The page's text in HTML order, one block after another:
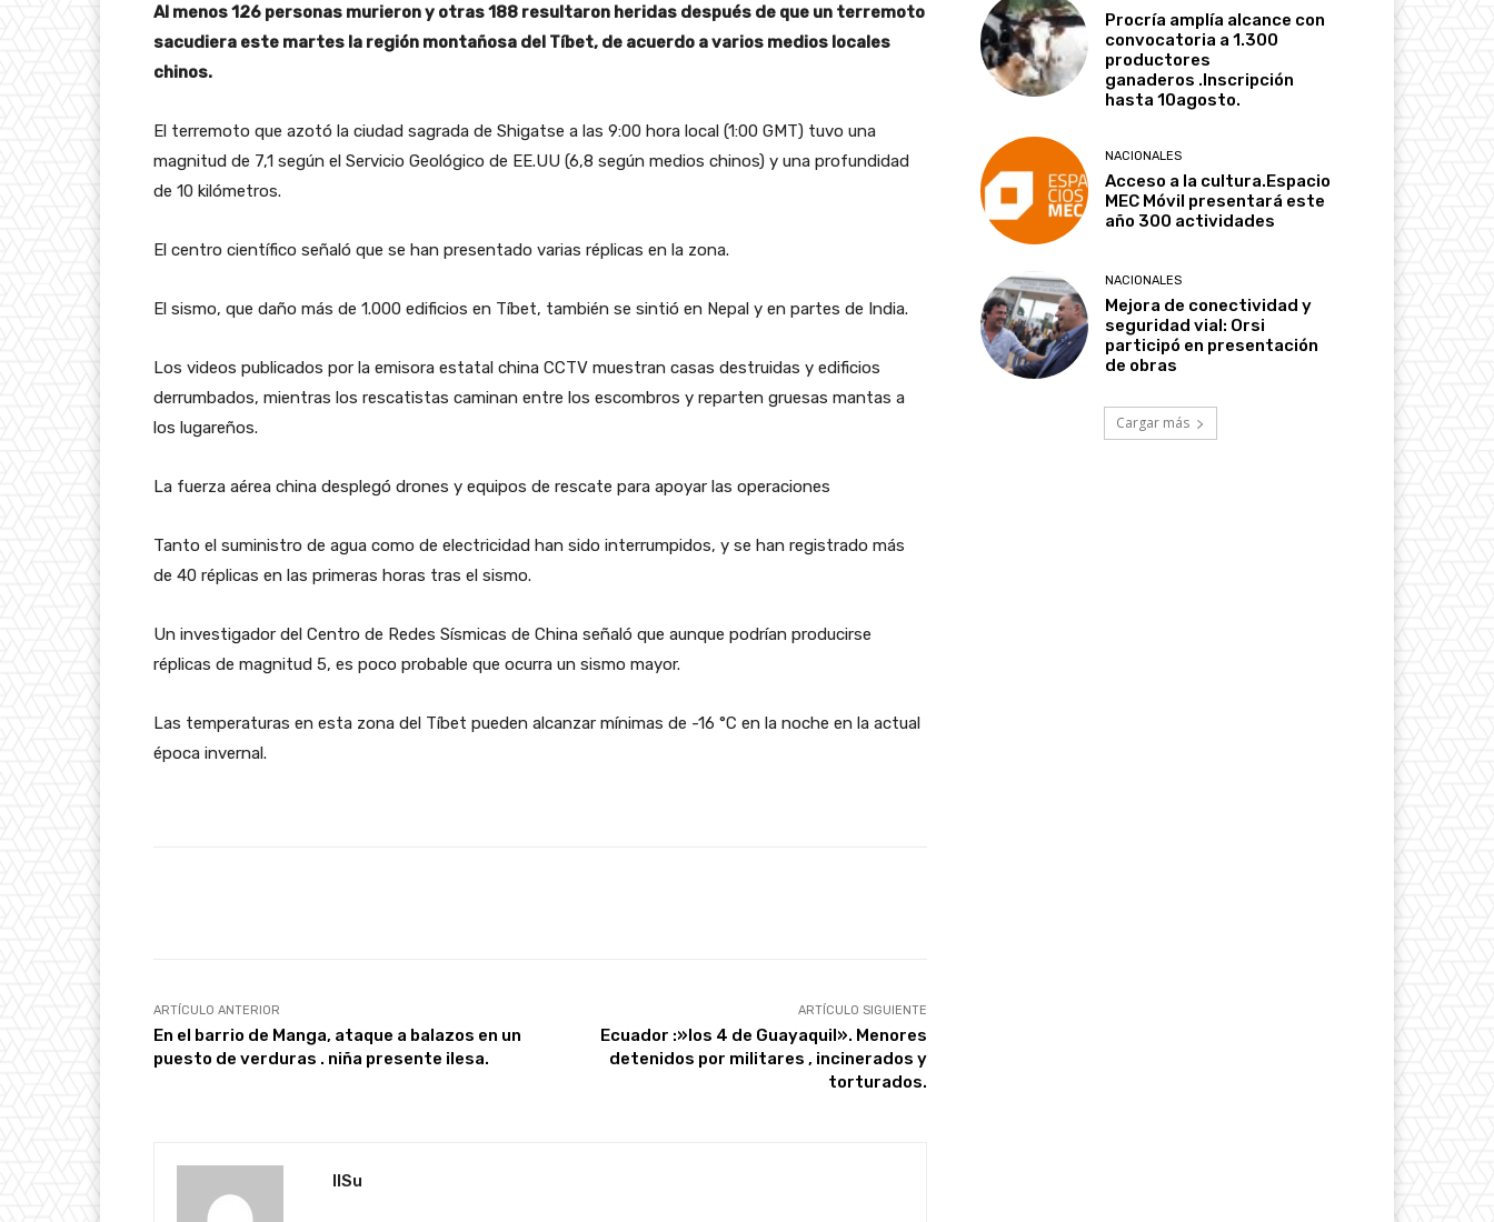
Al menos 126 personas murieron y otras 188 resultaron heridas después de que un terremoto
sacudiera este martes la región montañosa del Tíbet, de acuerdo a varios medios locales
chinos.
El terremoto que azotó la ciudad sagrada de Shigatse a las 9:00 hora local (1:00 GMT) tuvo una
magnitud de 7,1 según el Servicio Geológico de EE.UU (6,8 según medios chinos) y una profundidad
de 10 kilómetros.
El centro científico señaló que se han presentado varias réplicas en la zona.
El sismo, que daño más de 1.000 edificios en Tíbet, también se sintió en Nepal y en partes de India.
Los videos publicados por la emisora ​​estatal china CCTV muestran casas destruidas y edificios
derrumbados, mientras los rescatistas caminan entre los escombros y reparten gruesas mantas a
los lugareños.
La fuerza aérea china desplegó drones y equipos de rescate para apoyar las operaciones
Tanto el suministro de agua como de electricidad han sido interrumpidos, y se han registrado más
de 40 réplicas en las primeras horas tras el sismo.
Un investigador del Centro de Redes Sísmicas de China señaló que aunque podrían producirse
réplicas de magnitud 5, es poco probable que ocurra un sismo mayor.
Las temperaturas en esta zona del Tíbet pueden alcanzar mínimas de -16 °C en la noche en la actual
época invernal.
ARTÍCULO ANTERIOR
En el barrio de Manga, ataque a balazos en un
puesto de verduras . niña presente ilesa.
ARTÍCULO SIGUIENTE
Ecuador :»los 4 de Guayaquil». Menores
detenidos por militares , incinerados y
torturados.
IlSu
Procría amplía alcance con
convocatoria a 1.300
productores
ganaderos .Inscripción
hasta 10agosto.
NACIONALES
Acceso a la cultura.Espacio
MEC Móvil presentará este
año 300 actividades
NACIONALES
Mejora de conectividad y
seguridad vial: Orsi
participó en presentación
de obras
Cargar más